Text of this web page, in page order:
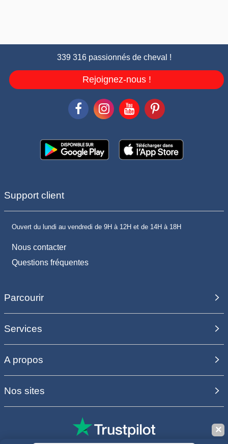
339 316 passionnés de cheval !
Rejoignez-nous !
Support client
Ouvert du lundi au vendredi de 9H à 12H et de 14H à 18H
Nous contacter
Questions fréquentes
Parcourir
Services
A propos
Nos sites
✕